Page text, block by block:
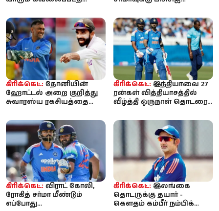
உண்மையை சொன்ன
அஸ்வின் ...
பந்தையும் சிக்ஸ...
கிரிக்கெட்: தோனியின்
ஹோட்டல் அறை குறித்து
சுவாரஸ்ய ரகசியத்தை
கிரிக்கெட்: இந்தியாவை 27
ரன்கள் வித்தியாசத்தில்
வீழ்த்தி ஒருநாள் தொடரை
கிரிக்கெட்: விராட் கோலி,
ரோகித் சர்மா மீண்டும்
எப்போது
கிரிக்கெட்: இலங்கை
தொடருக்கு தயார் -
கௌதம் கம்பீர் நம்பிக்கை;